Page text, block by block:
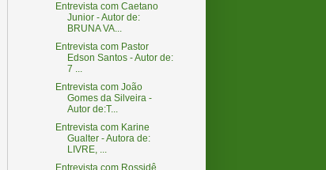
Entrevista com Caetano
Junior - Autor de:
BRUNA VA...
Entrevista com Pastor
Edson Santos - Autor de:
7 ...
Entrevista com João
Gomes da Silveira -
Autor de:T...
Entrevista com Karine
Gualter - Autora de:
LIVRE, ...
Entrevista com Rossidê